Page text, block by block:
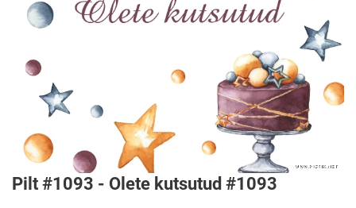
Pilt #1093 - Olete kutsutud #1093